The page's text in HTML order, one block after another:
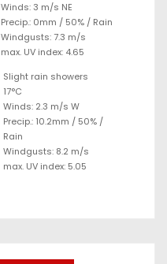
Winds: 3 m/s NE
Precip.: 0mm / 50% / Rain
Windgusts: 7.3 m/s
max. UV index: 4.65
Slight rain showers
17°C
Winds: 2.3 m/s W
Precip.: 10.2mm / 50% /
Rain
Windgusts: 8.2 m/s
max. UV index: 5.05